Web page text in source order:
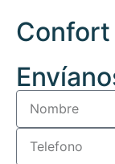
Confort